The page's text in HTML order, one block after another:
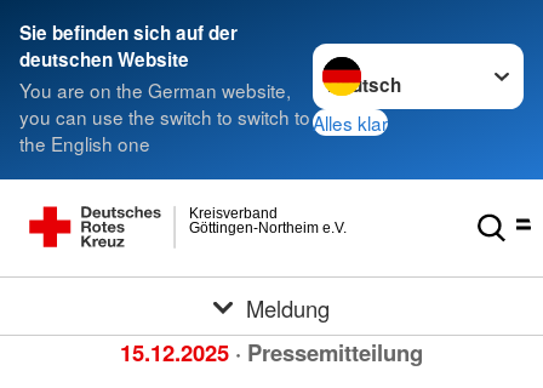
Sie befinden sich auf der
deutschen Website
You are on the German website,
you can use the switch to switch to
the English one
Sprache wechseln zu
Alles klar
Göttingen-Northeim e.V.
Kreisverband
Meldung
15.12.2025 · Pressemitteilung